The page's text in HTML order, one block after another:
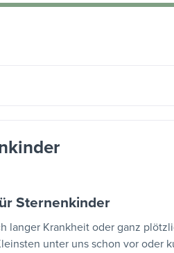
Sternenkinder
langer Krankheit oder ganz
unter uns schon vor oder